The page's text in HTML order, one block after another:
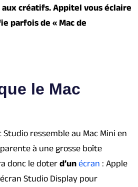
aux créatifs. Appitel vous éclaire
parfois de « Mac de
le Mac
ressemble au Mac Mini en
à une grosse boîte
donc le doter d’un écran : Apple
Studio Display pour